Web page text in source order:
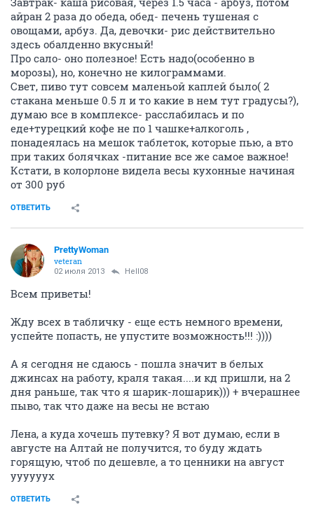
айран 2 раза до обеда, обед- печень тушеная с
овощами, арбуз. Да, девочки- рис действительно
здесь обалденно вкусный!
Про сало- оно полезное! Есть надо(особенно в
морозы), но, конечно не килограммами.
Свет, пиво тут совсем маленьой каплей было( 2
стакана меньше 0.5 л и то какие в нем тут градусы?),
думаю все в комплексе- расслабилась и по
еде+турецкий кофе не по 1 чашке+алкоголь ,
понадеялась на мешок таблеток, которые пью, а вто
при таких болячках -питание все же самое важное!
Кстати, в колорлоне видела весы кухонные начиная
от 300 руб
ОТВЕТИТЬ
PrettyWoman
veteran
02 июля 2013 Hell08
Всем приветы!
Жду всех в табличку - еще есть немного времени,
успейте попасть, не упустите возможность!!! :))))
А я сегодня не сдаюсь - пошла значит в белых
джинсах на работу, краля такая....и кд пришли, на 2
дня раньше, так что я шарик-лошарик))) + вчерашнее
пыво, так что даже на весы не встаю
Лена, а куда хочешь путевку? Я вот думаю, если в
августе на Алтай не получится, то буду ждать
горящую, чтоб по дешевле, а то ценники на август
уууууух
ОТВЕТИТЬ